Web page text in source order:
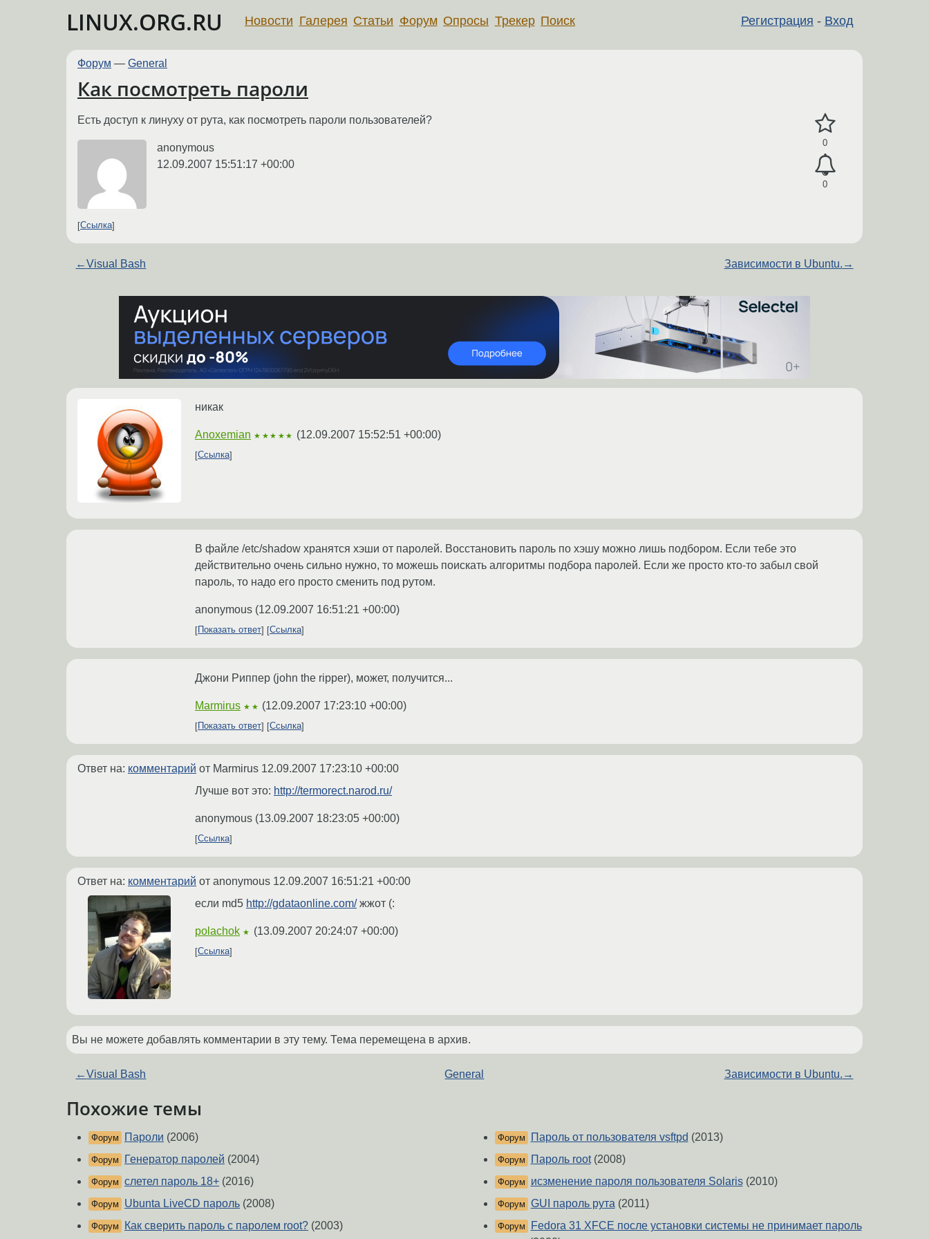
LINUX.ORG.RU Регистрация - Вход
Новости Галерея Статьи Форум Опросы Трекер Поиск
Форум — General
Как посмотреть пароли
0
0
Есть доступ к линуху от рута, как посмотреть пароли пользователей?
anonymous
12.09.2007 15:51:17 +00:00
Ссылка
←Visual Bash Зависимости в Ubuntu. →
никак
Anoxemian ★★★★★ (12.09.2007 15:52:51 +00:00)
Ссылка
В файле /etc/shadow хранятся хэши от паролей. Восстановить пароль по хэшу можно лишь подбором. Если тебе это
действительно очень сильно нужно, то можешь поискать алгоритмы подбора паролей. Если же просто кто-то забыл свой
пароль, то надо его просто сменить под рутом.
anonymous (12.09.2007 16:51:21 +00:00)
Показать ответ Ссылка
Джони Риппер (john the ripper), может, получится...
Marmirus ★★ (12.09.2007 17:23:10 +00:00)
Показать ответ Ссылка
Ответ на: комментарий от Marmirus 12.09.2007 17:23:10 +00:00
Лучше вот это: http://termorect.narod.ru/
anonymous (13.09.2007 18:23:05 +00:00)
Ссылка
Ответ на: комментарий от anonymous 12.09.2007 16:51:21 +00:00
если md5 http://gdataonline.com/жжот (:
polachok ★ (13.09.2007 20:24:07 +00:00)
Ссылка
Вы не можете добавлять комментарии в эту тему. Тема перемещена в архив.
←Visual Bash General Зависимости в Ubuntu. →
Похожие темы
Форум Пароли (2006)
Форум Генератор паролей (2004)
Форум слетел пароль 18+ (2016)
Форум Ubunta LiveCD пароль (2008)
Форум Как сверить пароль с паролем root? (2003)
Форум Пароль от пользователя vsftpd (2013)
Форум Пароль root(2008)
Форум исзменение пароля пользователя Solaris(2010)
Форум GUI пароль рута(2011)
Форум
Fedora 31 XFCE после установки системы не принимает пароль